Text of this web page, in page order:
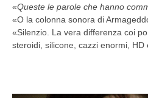
«Queste le parole che hanno
«O la colonna sonora di
«Silenzio. La vera differenza coi
steroidi, silicone, cazzi enormi, HD